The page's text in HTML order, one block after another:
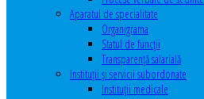
Aparatul de specialitate
Organigrama
Statul de funcții
Transparență salarială
Instituţii şi servicii subordonate
Instituţii medicale